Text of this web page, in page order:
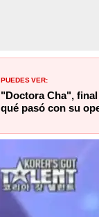
PUEDES VER:
"Doctora Cha",
qué pasó con su